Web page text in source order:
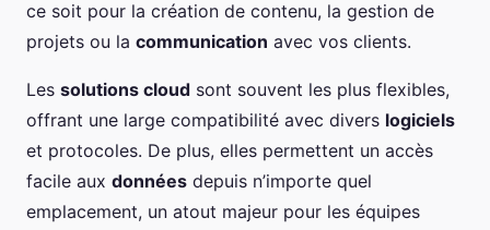
ce soit pour la création de contenu, la gestion de
projets ou la communication avec vos clients.
Les solutions cloud sont souvent les plus flexibles,
offrant une large compatibilité avec divers logiciels
et protocoles. De plus, elles permettent un accès
facile aux données depuis n’importe quel
emplacement, un atout majeur pour les équipes